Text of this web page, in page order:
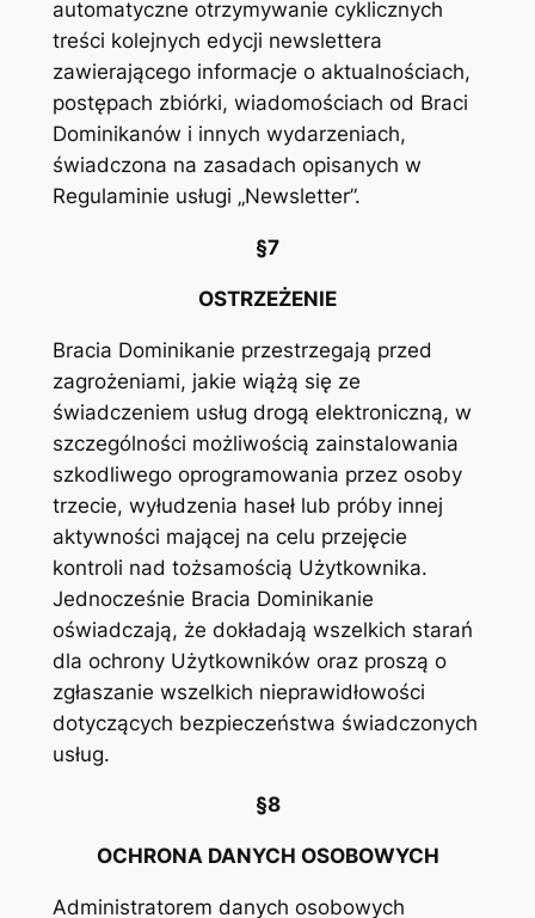
automatyczne otrzymywanie cyklicznych
treści kolejnych edycji newslettera
zawierającego informacje o aktualnościach,
postępach zbiórki, wiadomościach od Braci
Dominikanów i innych wydarzeniach,
świadczona na zasadach opisanych w
Regulaminie usługi „Newsletter”.
§7
OSTRZEŻENIE
Bracia Dominikanie przestrzegają przed
zagrożeniami, jakie wiążą się ze
świadczeniem usług drogą elektroniczną, w
szczególności możliwością zainstalowania
szkodliwego oprogramowania przez osoby
trzecie, wyłudzenia haseł lub próby innej
aktywności mającej na celu przejęcie
kontroli nad tożsamością Użytkownika.
Jednocześnie Bracia Dominikanie
oświadczają, że dokładają wszelkich starań
dla ochrony Użytkowników oraz proszą o
zgłaszanie wszelkich nieprawidłowości
dotyczących bezpieczeństwa świadczonych
usług.
§8
OCHRONA DANYCH OSOBOWYCH
Administratorem danych osobowych